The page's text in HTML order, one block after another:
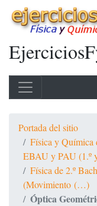
Portada del sitio
Física y Química
EBAU y PAU
Física de 2.º
(Movimiento (…)
Óptica